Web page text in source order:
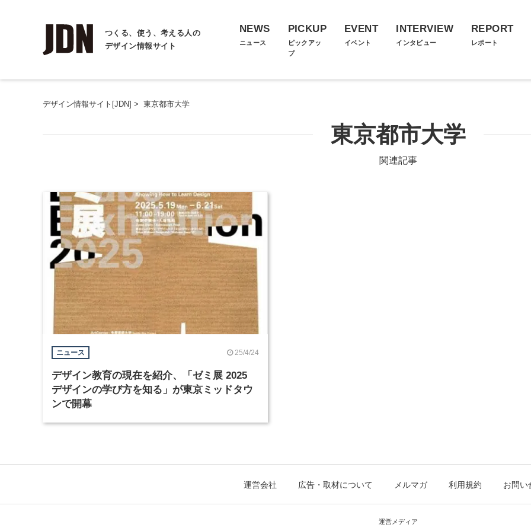
つくる、使う、考える人の
デザイン情報サイト
NEWS
ニュース
PICKUP
ピックアッ
プ
EVENT
イベント
INTERVIEW
インタビュー
REPORT
レポート
デザイン情報サイト[JDN] > 東京都市大学
東京都市大学
関連記事
ニュース 25/4/24
デザイン教育の現在を紹介、「ゼミ展 2025
デザインの学び方を知る」が東京ミッドタウ
ンで開幕
運営会社 広告・取材について メルマガ 利用規約 お問い
運営メディア